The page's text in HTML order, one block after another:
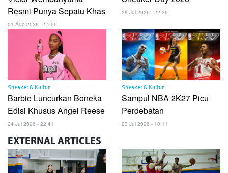
Resmi Punya Sepatu Khas
01 Aug 2026 - 14:55
29 Jul 2026 - 22:36
Sneaker & Kultur
Barbie Luncurkan Boneka
Edisi Khusus Angel Reese
24 Jul 2026 - 22:41
Sneaker & Kultur
Sampul NBA 2K27 Picu
Perdebatan
23 Jul 2026 - 10:11
EXTERNAL ARTICLES